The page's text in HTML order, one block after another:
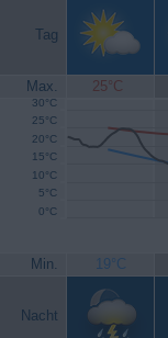
Tag
Max. 25°C
0°C
5°C
10°C
15°C
20°C
25°C
30°C
Min. 19°C
Nacht